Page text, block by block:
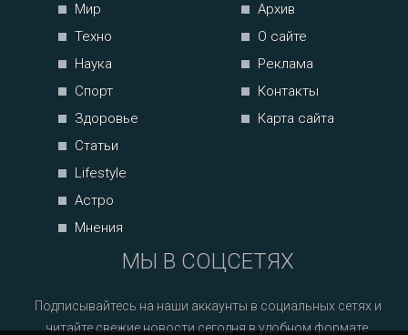
Мир
Техно
Наука
Спорт
Здоровье
Статьи
Lifestyle
Астро
Мнения
Архив
О сайте
Реклама
Контакты
Карта сайта
МЫ В СОЦСЕТЯХ
Подписывайтесь на наши аккаунты в социальных сетях и
читайте свежие новости сегодня в удобном формате.